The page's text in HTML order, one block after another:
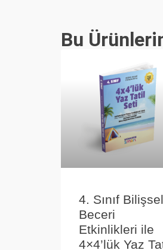
Bu
4. Sınıf Bilişsel
Beceri
Etkinlikleri ile
4×4’lük Yaz